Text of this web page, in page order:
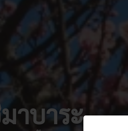
าบาระ